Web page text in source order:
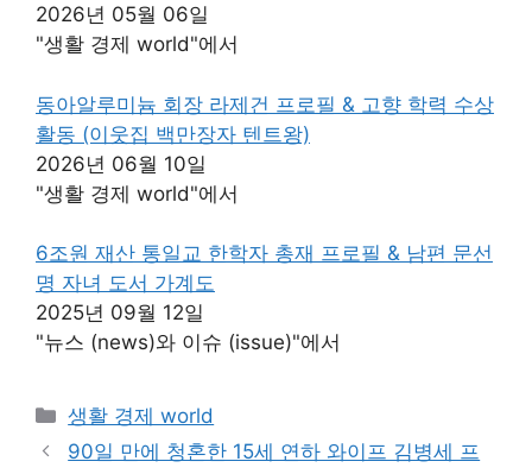
2026년 05월 06일
"생활 경제 world"에서
동아알루미늄 회장 라제건 프로필 & 고향 학력 수상
활동 (이웃집 백만장자 텐트왕)
2026년 06월 10일
"생활 경제 world"에서
6조원 재산 통일교 한학자 총재 프로필 & 남편 문선
명 자녀 도서 가계도
2025년 09월 12일
"뉴스 (news)와 이슈 (issue)"에서
카
테
생활 경제 world
90일 만에 청혼한 15세 연하 와이프 김병세 프